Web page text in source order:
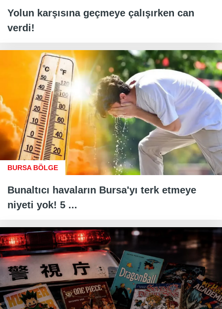
Yolun karşısına geçmeye çalışırken can
verdi!
BURSA BÖLGE
Bunaltıcı havaların Bursa'yı terk etmeye
niyeti yok! 5 ...